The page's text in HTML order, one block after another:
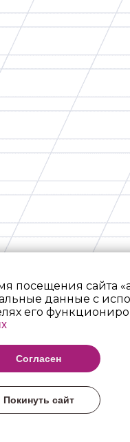
посещения сайта
данные с
его
Согласен
Покинуть сайт